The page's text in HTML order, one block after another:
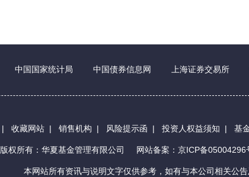
中国国家统计局 中国债券信息网 上海证券交易所
| 收藏网站 | 销售机构 | 风险提示函 | 投资人权益须知 | 基
版权所有：华夏基金管理有限公司 网站备案：京ICP备05004296
本网站所有资讯与说明文字仅供参考，如有与本公司相关公